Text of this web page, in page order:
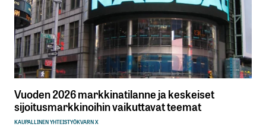
Vuoden 2026 markkinatilanne ja keskeiset
sijoitusmarkkinoihin vaikuttavat teemat
KAUPALLINEN YHTEISTYÖKVARN X